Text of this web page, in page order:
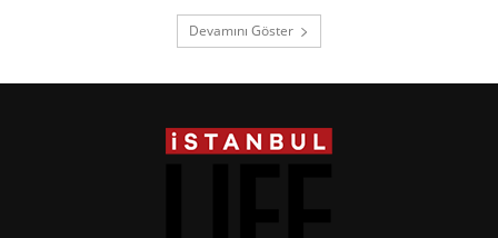
Devamını Göster